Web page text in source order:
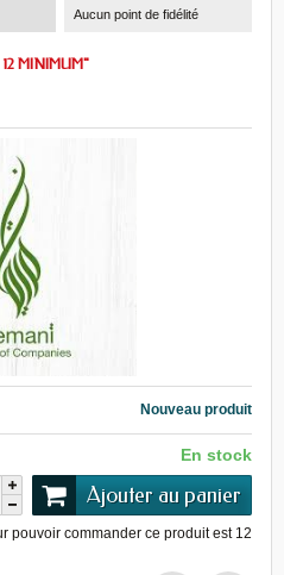
Aucun point de fidélité
MINIMUM"
Nouveau produit
En stock
Ajouter au panier
pouvoir commander ce produit est 12